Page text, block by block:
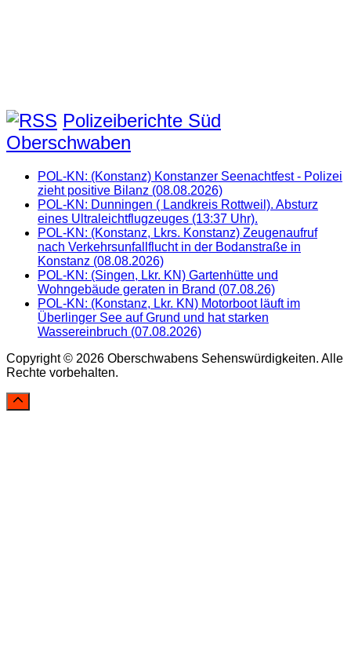
Polizeiberichte Süd
Oberschwaben
POL-KN: (Konstanz) Konstanzer Seenachtfest - Polizei
zieht positive Bilanz (08.08.2026)
POL-KN: Dunningen ( Landkreis Rottweil). Absturz
eines Ultraleichtflugzeuges (13:37 Uhr).
POL-KN: (Konstanz, Lkrs. Konstanz) Zeugenaufruf
nach Verkehrsunfallflucht in der Bodanstraße in
Konstanz (08.08.2026)
POL-KN: (Singen, Lkr. KN) Gartenhütte und
Wohngebäude geraten in Brand (07.08.26)
POL-KN: (Konstanz, Lkr. KN) Motorboot läuft im
Überlinger See auf Grund und hat starken
Wassereinbruch (07.08.2026)
Copyright © 2026 Oberschwabens Sehenswürdigkeiten. Alle
Rechte vorbehalten.